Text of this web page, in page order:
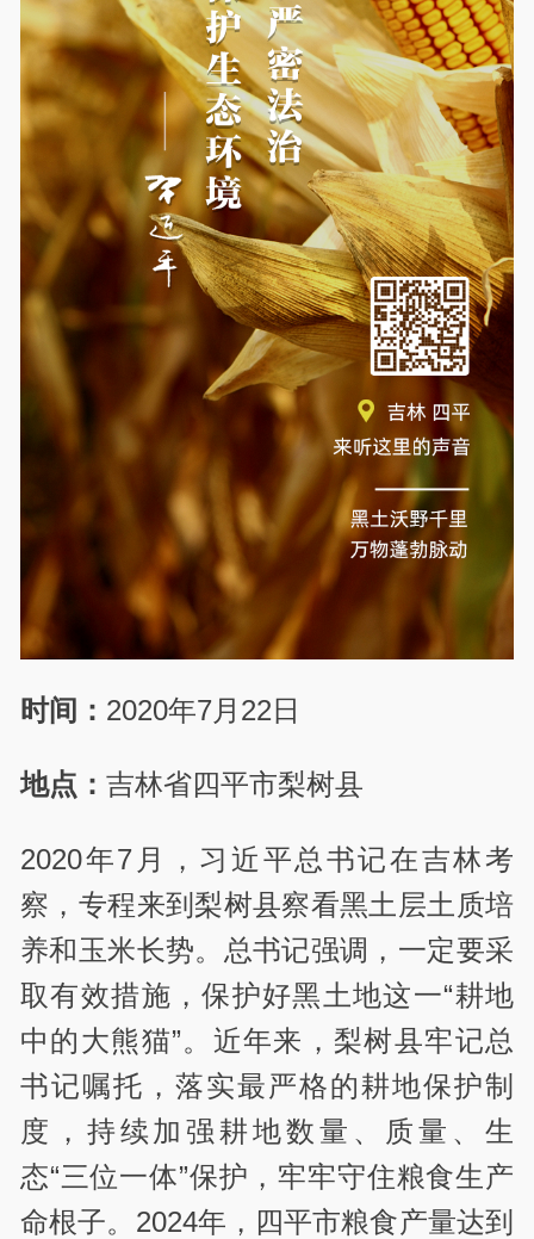
时间： 2020年7月22日
地点：吉林省四平市梨树县
2020年7月，习近平总书记在吉林考
察，专程来到梨树县察看黑土层土质培
养和玉米长势。总书记强调，一定要采
取有效措施，保护好黑土地这一“耕地
中的大熊猫”。近年来，梨树县牢记总
书记嘱托，落实最严格的耕地保护制
度，持续加强耕地数量、质量、生
态“三位一体”保护，牢牢守住粮食生产
命根子。2024年，四平市粮食产量达到